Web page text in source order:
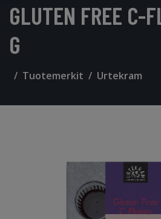
GLUTEN FREE C-
G
Tuotemerkit Urtekram